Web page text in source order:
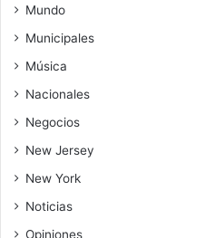
Mundo
Municipales
Música
Nacionales
Negocios
New Jersey
New York
Noticias
Opiniones